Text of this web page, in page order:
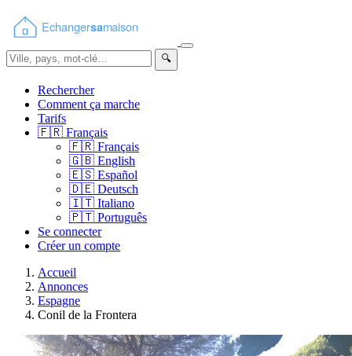
🔍
Rechercher
Comment ça marche
Tarifs
🇫🇷 Français
🇫🇷 Français
🇬🇧 English
🇪🇸 Español
🇩🇪 Deutsch
🇮🇹 Italiano
🇵🇹 Português
Se connecter
Créer un compte
Accueil
Annonces
Espagne
Conil de la Frontera